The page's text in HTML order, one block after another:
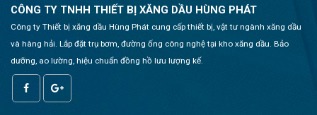
CÔNG TY TNHH THIẾT BỊ XĂNG DẦU HÙNG PHÁT
Công ty Thiết bị xăng dầu Hùng Phát cung cấp thiết bị, vật tư ngành xăng dầu
và hàng hải. Lắp đặt trụ bơm, đường ống công nghệ tại kho xăng dầu. Bảo
dưỡng, ao lường, hiệu chuẩn đồng hồ lưu lượng kế.